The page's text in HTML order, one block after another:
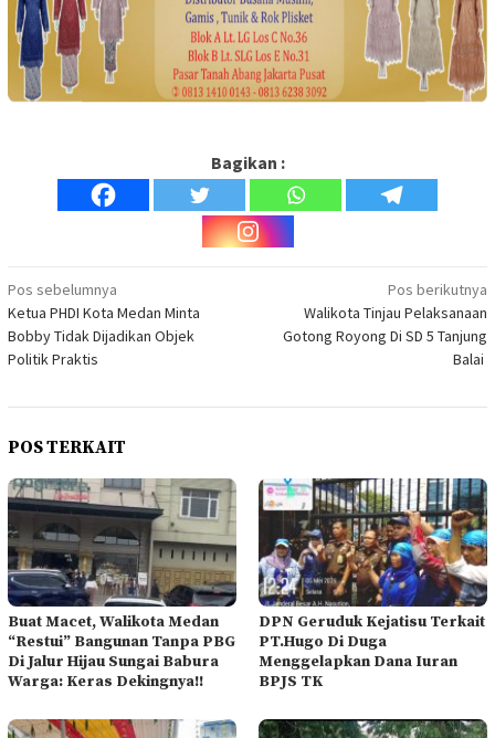
Bagikan :
Navigasi
pos
Pos sebelumnya
Ketua PHDI Kota Medan Minta
Bobby Tidak Dijadikan Objek
Politik Praktis
Pos berikutnya
Walikota Tinjau Pelaksanaan
Gotong Royong Di SD 5 Tanjung
Balai
POS TERKAIT
Buat Macet, Walikota Medan
“Restui” Bangunan Tanpa PBG
Di Jalur Hijau Sungai Babura
Warga: Keras Dekingnya!!
DPN Geruduk Kejatisu Terkait
PT.Hugo Di Duga
Menggelapkan Dana Iuran
BPJS TK